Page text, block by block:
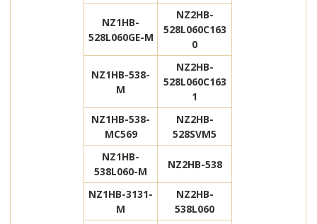
NZ1HB-
528L060GE-M
NZ2HB-
528L060C163
0
NZ1HB-538-
M
NZ2HB-
528L060C163
1
NZ1HB-538-
MC569
NZ2HB-
528SVM5
NZ1HB-
538L060-M
NZ2HB-538
NZ1HB-3131-
M
NZ2HB-
538L060